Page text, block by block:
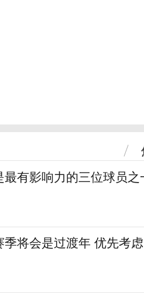
有影响力的三位球员
将会是过渡年 优先考